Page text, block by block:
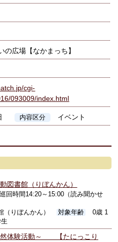
の広場【なかまっち】
cgi-
093009/index.html
内容区分 イベント
図書館（りぼんかん）
回時間14:20～15:00（読み聞かせ
（りぼんかん） 対象年齢
0歳 1
体験活動～ 【たにっこり